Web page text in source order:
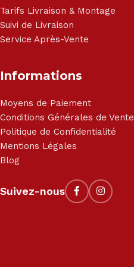
Tarifs Livraison & Montage
Suivi de Livraison
Service Après-Vente
Informations
Moyens de Paiement
Conditions Générales de Vente
Politique de Confidentialité
Mentions Légales
Blog
Suivez-nous